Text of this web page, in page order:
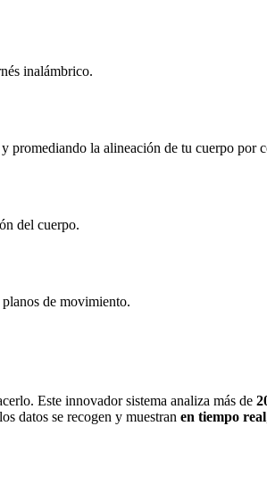
inalámbrico.
promediando la alineación de tu cuerpo por
del cuerpo.
de movimiento.
Este innovador sistema analiza más de
datos se recogen y muestran en tiempo real